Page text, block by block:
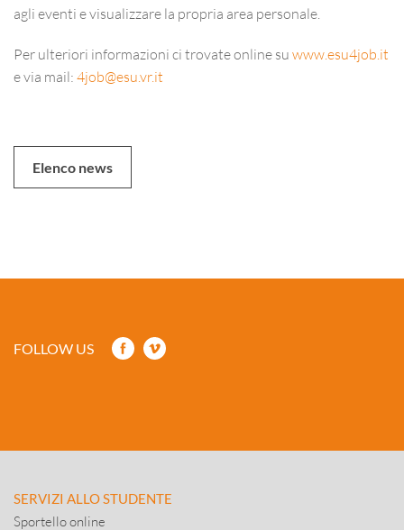
agli eventi e visualizzare la propria area personale.
Per ulteriori informazioni ci trovate online su www.esu4job.it
e via mail: 4job@esu.vr.it
Elenco news
FOLLOW US
SERVIZI ALLO STUDENTE
Sportello online